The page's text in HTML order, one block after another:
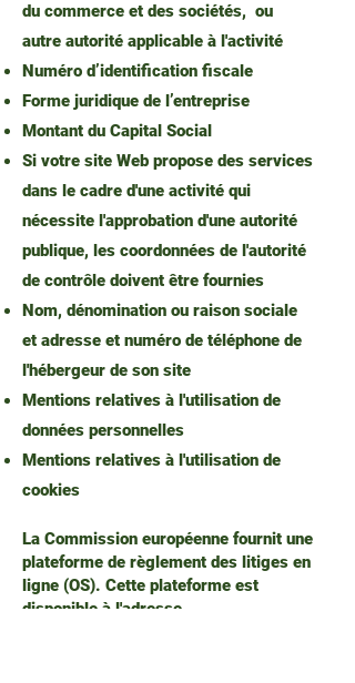
du commerce et des sociétés, ou
autre autorité applicable à l'activité
Numéro d’identification fiscale
Forme juridique de l’entreprise
Montant du Capital Social
Si votre site Web propose des services
dans le cadre d'une activité qui
nécessite l'approbation d'une autorité
publique, les coordonnées de l'autorité
de contrôle doivent être fournies
Nom, dénomination ou raison sociale
et adresse et numéro de téléphone de
l'hébergeur de son site
Mentions relatives à l'utilisation de
données personnelles
Mentions relatives à l'utilisation de
cookies
La Commission européenne fournit une
plateforme de règlement des litiges en
ligne (OS). Cette plateforme est
disponible à l'adresse